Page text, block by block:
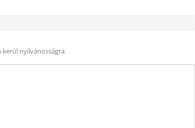
kerül nyilvánosságra.